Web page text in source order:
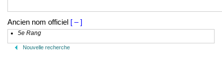
Ancien nom officiel [ – ]
5e Rang
Nouvelle recherche